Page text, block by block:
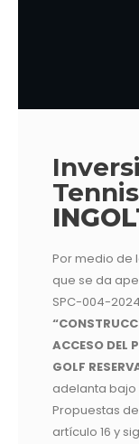
Por medio de
que se da
SPC-004-
ACCESO DEL
GOLF
adelanta
Propuestas
artículo 16 y